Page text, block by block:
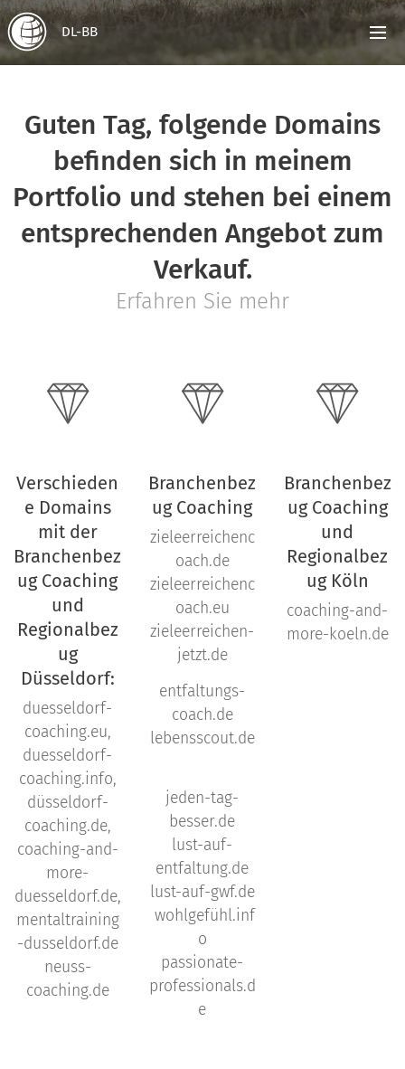
DL-BB
Guten Tag, folgende Domains
befinden sich in meinem
Portfolio und stehen bei einem
entsprechenden Angebot zum
Verkauf.
Erfahren Sie mehr
Verschieden
e Domains
mit der
Branchenbez
ug Coaching
und
Regionalbez
ug
Düsseldorf:
duesseldorf-
coaching.eu,
duesseldorf-
coaching.info,
düsseldorf-
coaching.de,
coaching-and-
more-
duesseldorf.de,
mentaltraining
-dusseldorf.de
neuss-
coaching.de
Branchenbez
ug Coaching
zieleerreichenc
oach.de
zieleerreichenc
oach.eu
zieleerreichen-
jetzt.de
entfaltungs-
coach.de
lebensscout.de
jeden-tag-
besser.de
lust-auf-
entfaltung.de
lust-auf-gwf.de
wohlgefühl.inf
o
passionate-
professionals.d
e
Branchenbez
ug Coaching
und
Regionalbez
ug Köln
coaching-and-
more-koeln.de